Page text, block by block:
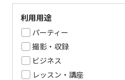
利用用途
パーティー
撮影・収録
ビジネス
レッスン・講座